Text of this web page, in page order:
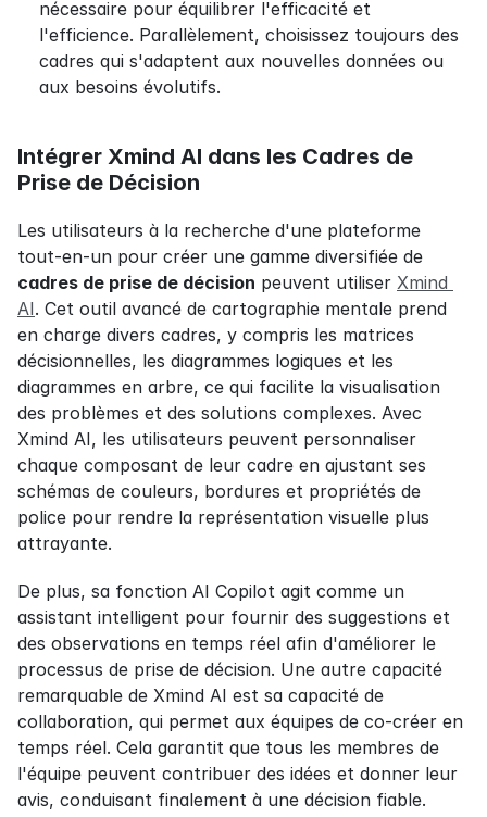
nécessaire pour équilibrer l'efficacité et
l'efficience. Parallèlement, choisissez toujours des
cadres qui s'adaptent aux nouvelles données ou
aux besoins évolutifs.
Intégrer Xmind AI dans les Cadres de
Prise de Décision
Les utilisateurs à la recherche d'une plateforme
cadres de prise de décision peuvent utiliser Xmind
AI. Cet outil avancé de cartographie mentale prend
en charge divers cadres, y compris les matrices
décisionnelles, les diagrammes logiques et les
diagrammes en arbre, ce qui facilite la visualisation
des problèmes et des solutions complexes. Avec
Xmind AI, les utilisateurs peuvent personnaliser
chaque composant de leur cadre en ajustant ses
schémas de couleurs, bordures et propriétés de
police pour rendre la représentation visuelle plus
attrayante.
De plus, sa fonction AI Copilot agit comme un
assistant intelligent pour fournir des suggestions et
des observations en temps réel afin d'améliorer le
processus de prise de décision. Une autre capacité
remarquable de Xmind AI est sa capacité de
collaboration, qui permet aux équipes de co-créer en
temps réel. Cela garantit que tous les membres de
l'équipe peuvent contribuer des idées et donner leur
avis, conduisant finalement à une décision fiable.